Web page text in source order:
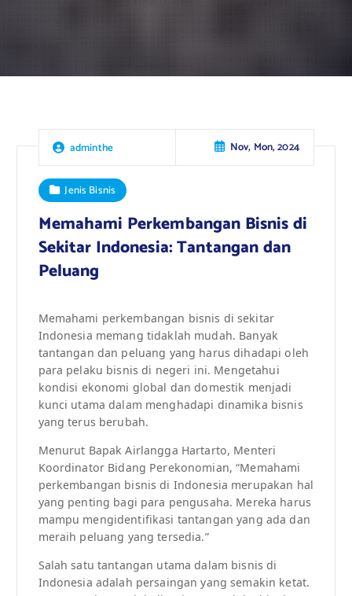
adminthe Nov, Mon, 2024
Jenis Bisnis
Memahami Perkembangan Bisnis di
Sekitar Indonesia: Tantangan dan
Peluang
Memahami perkembangan bisnis di sekitar
Indonesia memang tidaklah mudah. Banyak
tantangan dan peluang yang harus dihadapi oleh
para pelaku bisnis di negeri ini. Mengetahui
kondisi ekonomi global dan domestik menjadi
kunci utama dalam menghadapi dinamika bisnis
yang terus berubah.
Menurut Bapak Airlangga Hartarto, Menteri
Koordinator Bidang Perekonomian, “Memahami
perkembangan bisnis di Indonesia merupakan hal
yang penting bagi para pengusaha. Mereka harus
mampu mengidentifikasi tantangan yang ada dan
meraih peluang yang tersedia.”
Salah satu tantangan utama dalam bisnis di
Indonesia adalah persaingan yang semakin ketat.